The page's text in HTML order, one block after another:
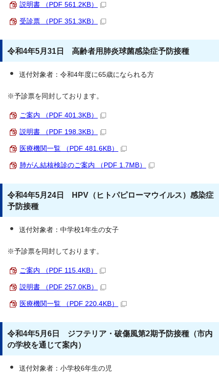
説明書 （PDF 561.2KB）
受診票 （PDF 351.3KB）
令和4年5月31日 高齢者用肺炎球菌感染症予防接種
送付対象者：令和4年度に65歳になられる方
※予診票を同封しております。
ご案内 （PDF 401.3KB）
説明書 （PDF 198.3KB）
医療機関一覧 （PDF 481.6KB）
肺がん結核検診のご案内 （PDF 1.7MB）
令和4年5月24日 HPV（ヒトパピローマウイルス）感染症
予防接種
送付対象者：中学校1年生の女子
※予診票を同封しております。
ご案内 （PDF 115.4KB）
説明書 （PDF 257.0KB）
医療機関一覧 （PDF 220.4KB）
令和4年5月6日 ジフテリア・破傷風第2期予防接種（市内
の学校を通じて案内）
送付対象者：小学校6年生の児